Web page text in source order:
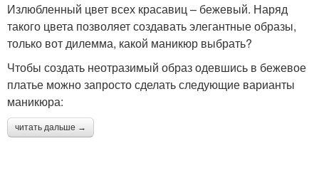
Излюбленный цвет всех красавиц – бежевый. Наряд
такого цвета позволяет создавать элегантные образы,
только вот дилемма, какой маникюр выбрать?
Чтобы создать неотразимый образ одевшись в бежевое
платье можно запросто сделать следующие варианты
маникюра:
читать дальше →